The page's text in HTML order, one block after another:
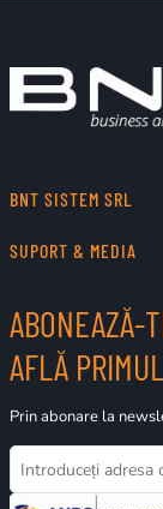
BNT SISTEM SRL
SUPORT & MEDIA
ABONEAZĂ-
AFLĂ
Prin abonare la